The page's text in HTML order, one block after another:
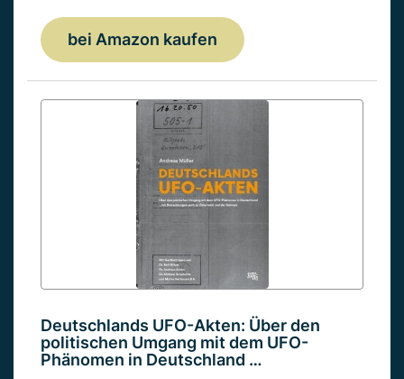
bei Amazon kaufen
Deutschlands UFO-Akten: Über den
politischen Umgang mit dem UFO-
Phänomen in Deutschland …